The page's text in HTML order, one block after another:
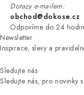
Dotazy e-mailem:
obchod@dokose.cz
Odpovíme do 24 hodin
Newsletter
Inspirace, slevy a
Sledujte nás
Sledujte nás, pro novinky